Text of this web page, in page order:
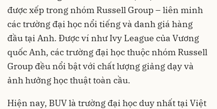
được xếp trong nhóm Russell Group – liên minh
các trường đại học nổi tiếng và danh giá hàng
đầu tại Anh. Được ví như Ivy League của Vương
quốc Anh, các trường đại học thuộc nhóm Russell
Group đều nổi bật với chất lượng giảng dạy và
ảnh hưởng học thuật toàn cầu.
Hiện nay, BUV là trường đại học duy nhất tại Việt